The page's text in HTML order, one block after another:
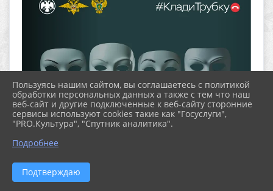
Пользуясь нашим сайтом, вы соглашаетесь с политикой
обработки персональных данных а также с тем что наш
веб-сайт и другие подключенные к веб-сайту сторонние
сервисы используют cookies такие как "Госуслуги",
"PRO.Культура", "Спутник аналитика".
Подробнее
Подтверждаю